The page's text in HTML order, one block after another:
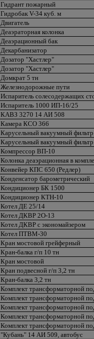
Гидрант пожарный
Гидробак V-34 куб. м
Двигатель
Деаэраторная колонка
Деаэрационный бак
Декарбанизатор
Дозатор "Хастлер"
Дозатор "Хастлер"
Домкрат 5 тн
Железнодорожные пути
Испаритель солесодержащих
Испаритель 1000 ИП-16/25
КАВЗ 3270 14 АИ 508
Камера КСО 366
Карусельный вакуумный фильтр
Карусельный вакуумный
Компрессор ВП-10
Колонка деаэрационная в
Конвейер КПС 650 (Редлер)
Конденсатор барометрический
Кондиционер БК 1500
Кондиционер КТН-10
Котел ДЕ 25/14
Котел ДКВР 2О-13
Котел ДКВР с экономайзером
Котел ПТВМ-30
Кран мостовой грейферный
Кран-балка г/п 10 тн
Кран мостовой
Кран подвесной г/п 3,2 тн
Кран-балка 3,2 тн
Комплект трансформаторной
Комплект трансформаторной
Комплект трансформаторной
Комплект трансформаторной
Комплект трансформаторной
"Кубань" 14 АИ 509, автобус